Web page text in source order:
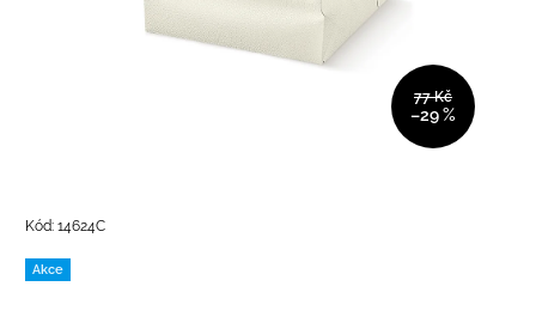
77 Kč
–29 %
Kód: 14624C
Akce